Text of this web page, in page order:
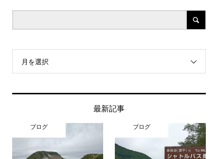
月を選択
最新記事
ブログ ブログ